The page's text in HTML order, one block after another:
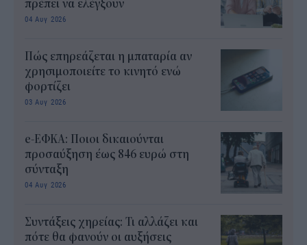
πρέπει να ελέγξουν
04 Αυγ 2026
Πώς επηρεάζεται η μπαταρία αν
χρησιμοποιείτε το κινητό ενώ
φορτίζει
03 Αυγ 2026
e-ΕΦΚΑ: Ποιοι δικαιούνται
προσαύξηση έως 846 ευρώ στη
σύνταξη
04 Αυγ 2026
Συντάξεις χηρείας: Τι αλλάζει και
πότε θα φανούν οι αυξήσεις